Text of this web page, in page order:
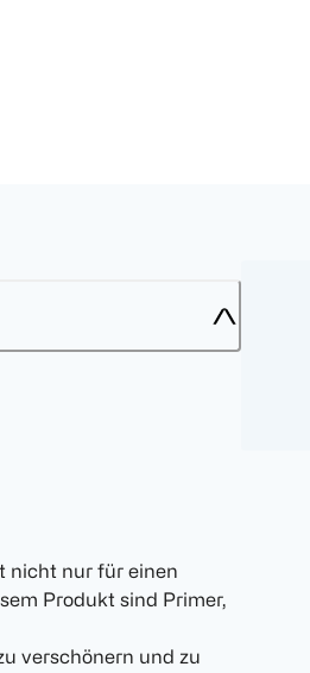
nicht nur für einen
Produkt sind Primer,
verschönern und zu